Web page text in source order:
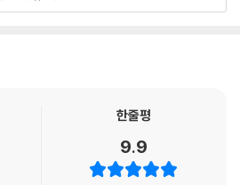
는지에 대한 이야기다.
과 투자에 대해서 배워가는 이야기다. 학
원비 때문에 고민하는 이야기를 들은 존리
게 수업을 받기 시작한다. 어떻게 꿈을 찾
주식이 뭔지에 대해 배우며 성장한다. 고등
한줄평
9.9